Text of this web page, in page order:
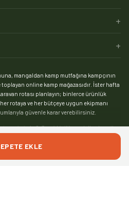
EKLE
+
+
mangaldan kamp mutfağına kampçının
online kamp mağazasıdır. İster hafta
rotası planlayın; binlerce ürünlük
rotaya ve her bütçeye uygun ekipmanı
güvenle karar verebilirsiniz.
2, 3 ve 4 kişilik modellerden aile
içinde kurulan otomatik çadırlardan
yelpaze sizi bekliyor. Zorlu hava koşullarında
dayanımına göre seçebileceğiniz
gör